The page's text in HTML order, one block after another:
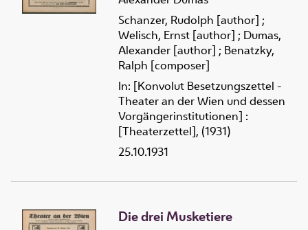
Schanzer, Rudolph [author] ;
Welisch, Ernst [author] ; Dumas,
Alexander [author] ; Benatzky,
Ralph [composer]
In: [Konvolut Besetzungszettel -
Theater an der Wien und dessen
Vorgängerinstitutionen] :
[Theaterzettel], (1931)
25.10.1931
Die drei Musketiere